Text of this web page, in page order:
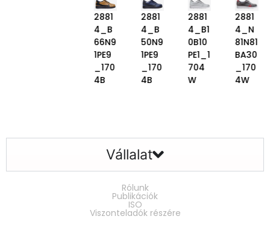
2881
4_B
66N9
1PE9
_170
4B
2881
4_B
50N9
1PE9
_170
4B
2881
4_B1
0B10
PE1_1
704
W
2881
4_N
81N81
BA30
_170
4W
Vállalat
Rólunk
Publikációk
ISO
Viszonteladók részére